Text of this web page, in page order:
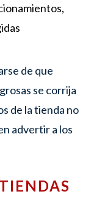
de que
se corrija
de la tienda no
advertir a los